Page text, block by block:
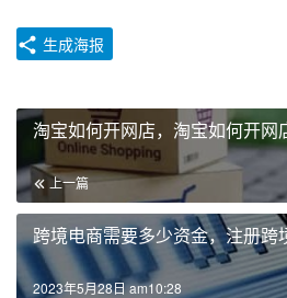
生成海报
淘宝如何开网店，淘宝如何开网
上一篇
跨境电商需要多少资金，注册跨
2023年5月28日 am10:28